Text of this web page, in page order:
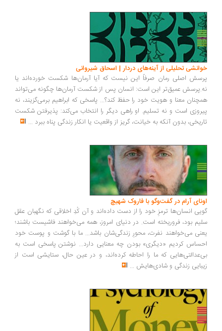
تحلیلی از آینه‌های دردار | اسحاق شیروانی
اصلی رمان صرفاً این نیست که آیا آرمان‌ها شکست خورده‌اند یا
عمیق‌تر این است: انسان پس از شکست آرمان‌ها چگونه می‌تواند
معنا و هویت خود را حفظ کند؟... پاسخی که ابراهیم برمی‌گزیند، نه
است و نه تسلیم. او راهی دیگر را انتخاب می‌کند: پذیرفتن شکست
بدون آنکه به خیانت، گریز از واقعیت یا انکار زندگی پناه ببرد...
آرام در گفت‌وگو با فاروک شهیچ‭
انسان‌ها ترمزِ خود را از دست داده‌اند و آن کُدِ اخلاقی که نگهبان عقل
بود، فروریخته است. در دنیای امروز، همه می‌خواهند فاشیست باشند؛
می‌خواهند نفرت، محورِ زندگی‌شان باشد... ما با گوشت و پوست خود
کردیم «دیگری» بودن چه معنایی دارد... نوشتن پاسخی است به
که ما را احاطه کرده‌اند، و در عین حال، ستایشی است از
زندگی و شادی‌هایش...